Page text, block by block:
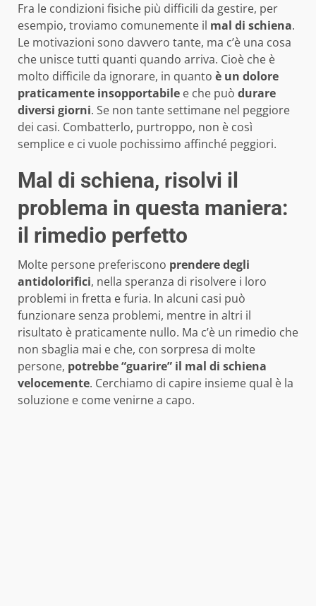
Fra le condizioni fisiche più difficili da gestire, per
esempio, troviamo comunemente il mal di schiena.
Le motivazioni sono davvero tante, ma c’è una cosa
che unisce tutti quanti quando arriva. Cioè che è
molto difficile da ignorare, in quanto è un dolore
praticamente insopportabile e che può durare
diversi giorni. Se non tante settimane nel peggiore
dei casi. Combatterlo, purtroppo, non è così
semplice e ci vuole pochissimo affinché peggiori.
Mal di schiena, risolvi il
problema in questa maniera:
il rimedio perfetto
Molte persone preferiscono prendere degli
antidolorifici, nella speranza di risolvere i loro
problemi in fretta e furia. In alcuni casi può
funzionare senza problemi, mentre in altri il
risultato è praticamente nullo. Ma c’è un rimedio che
non sbaglia mai e che, con sorpresa di molte
persone, potrebbe “guarire” il mal di schiena
velocemente. Cerchiamo di capire insieme qual è la
soluzione e come venirne a capo.